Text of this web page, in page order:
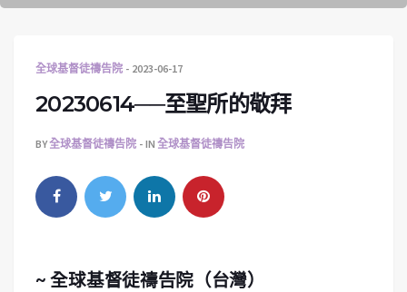
全球基督徒禱告院 2023-06-17
20230614──至聖所的敬拜
BY全球基督徒禱告院 IN 全球基督徒禱告院
~ 全球基督徒禱告院（台灣）